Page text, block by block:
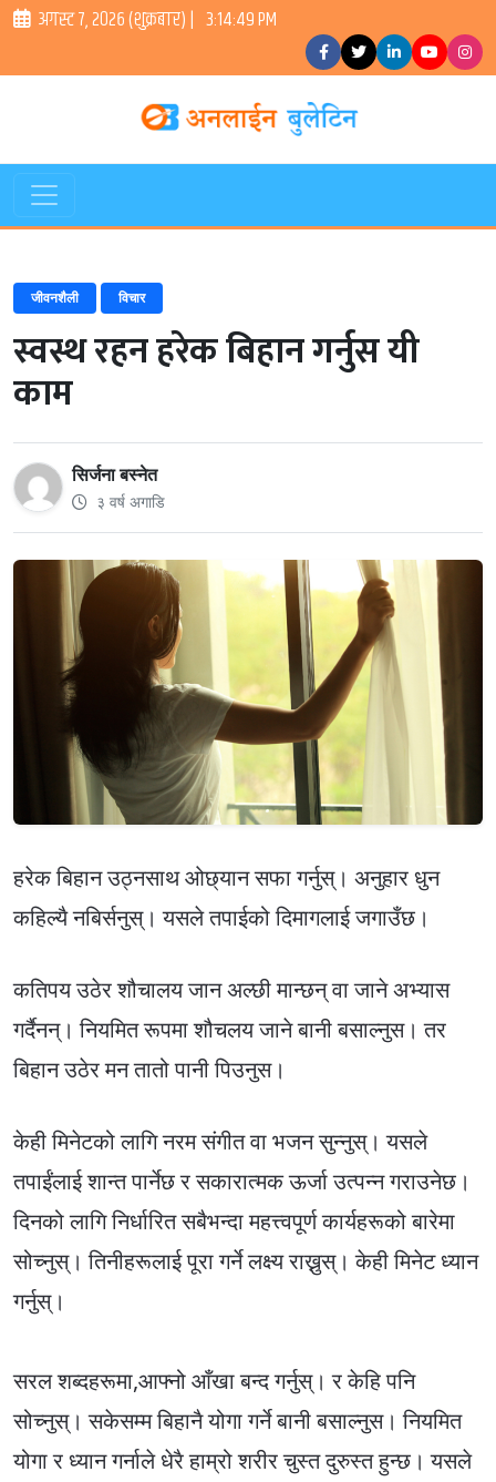
अगस्ट ७, २०२६ (शुक्रबार) | 3:14:50 PM
जीवनशैली विचार
स्वस्थ रहन हरेक बिहान गर्नुस यी
काम
सिर्जना बस्नेत
३ वर्ष अगाडि
हरेक बिहान उठ्नसाथ ओछ्यान सफा गर्नुस्। अनुहार धुन
कहिल्यै नबिर्सनुस्। यसले तपाईको दिमागलाई जगाउँछ।
कतिपय उठेर शौचालय जान अल्छी मान्छन् वा जाने अभ्यास
गर्दैनन्। नियमित रूपमा शौचलय जाने बानी बसाल्नुस। तर
बिहान उठेर मन तातो पानी पिउनुस।
केही मिनेटको लागि नरम संगीत वा भजन सुन्नुस्। यसले
तपाईंलाई शान्त पार्नेछ र सकारात्मक ऊर्जा उत्पन्न गराउनेछ।
दिनको लागि निर्धारित सबैभन्दा महत्त्वपूर्ण कार्यहरूको बारेमा
सोच्नुस्। तिनीहरूलाई पूरा गर्ने लक्ष्य राख्नुस्। केही मिनेट ध्यान
गर्नुस्।
सरल शब्दहरूमा,आफ्नो आँखा बन्द गर्नुस्। र केहि पनि
सोच्नुस्। सकेसम्म बिहानै योगा गर्ने बानी बसाल्नुस। नियमित
योगा र ध्यान गर्नाले धेरै हाम्रो शरीर चुस्त दुरुस्त हुन्छ। यसले